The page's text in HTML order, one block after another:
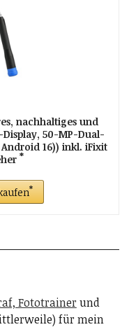
nachhaltiges und
50-MP-Dual-
Android 16)) inkl. iFixit
Fototrainer und
für mein